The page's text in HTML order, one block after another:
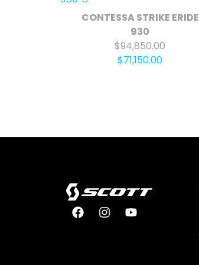
CONTESSA STRIKE ERIDE
930
$94,850.00
$71,150.00